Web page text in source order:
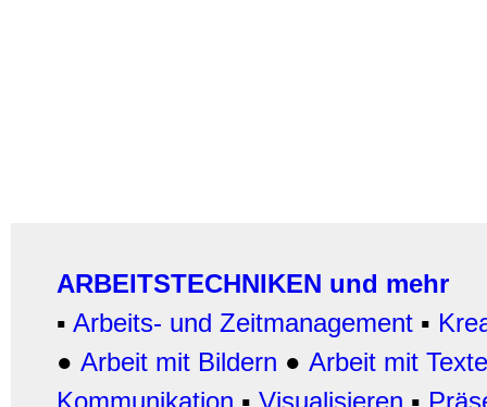
ARBEITSTECHNIKEN und mehr
▪ Arbeits- und Zeitmanagement ▪
● Arbeit mit Bildern ● Arbeit mit
Kommunikation ▪ Visualisieren ▪